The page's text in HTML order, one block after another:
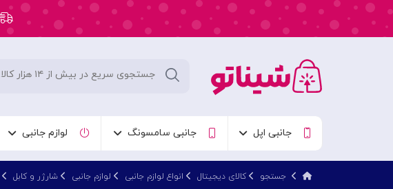
جانبی اپل جانبی سامسونگ لوازم جانبی
جستجو کالای دیجیتال انواع لوازم جانبی لوازم جانبی شارژر و کابل